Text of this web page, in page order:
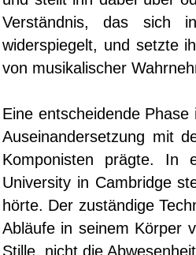
Verständnis, das sich
widerspiegelt, und setzte
von musikalischer
Eine entscheidende
Auseinandersetzung mit
Komponisten prägte. In
University in Cambridge
hörte. Der zuständige
Abläufe in seinem Körper
Stille, nicht die